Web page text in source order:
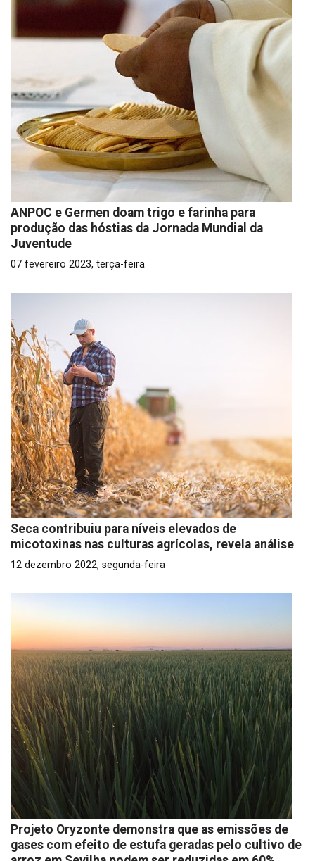
ANPOC e Germen doam trigo e farinha para
produção das hóstias da Jornada Mundial da
Juventude
07 fevereiro 2023, terça-feira
Seca contribuiu para níveis elevados de
micotoxinas nas culturas agrícolas, revela análise
12 dezembro 2022, segunda-feira
Projeto Oryzonte demonstra que as emissões de
gases com efeito de estufa geradas pelo cultivo de